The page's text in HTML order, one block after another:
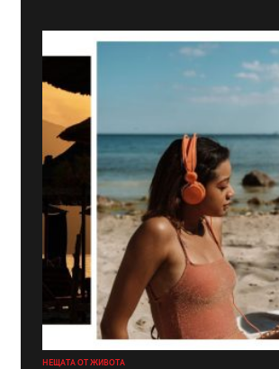
НЕЩАТА ОТ ЖИВОТА